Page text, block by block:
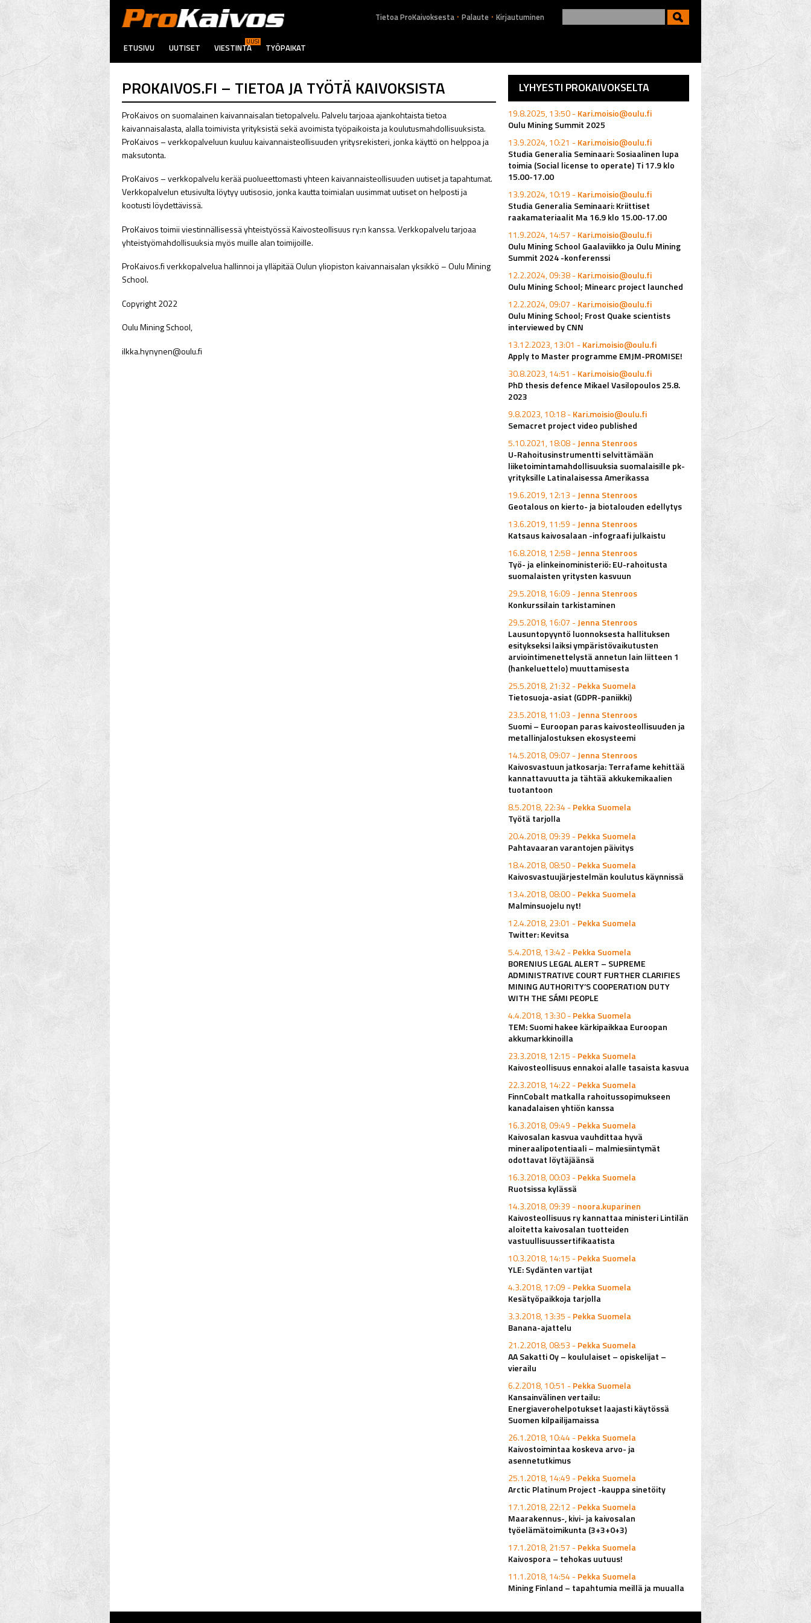
Tietoa ProKaivoksesta . Palaute . Kirjautuminen
ETUSIVU UUTISET VIESTINTÄ
UUSI
TYÖPAIKAT
PROKAIVOS.FI – TIETOA JA TYÖTÄ KAIVOKSISTA
ProKaivos on suomalainen kaivannaisalan tietopalvelu. Palvelu tarjoaa ajankohtaista tietoa
kaivannaisalasta, alalla toimivista yrityksistä sekä avoimista työpaikoista ja koulutusmahdollisuuksista.
ProKaivos – verkkopalveluun kuuluu kaivannaisteollisuuden yritysrekisteri, jonka käyttö on helppoa ja
maksutonta.
ProKaivos – verkkopalvelu kerää puolueettomasti yhteen kaivannaisteollisuuden uutiset ja tapahtumat.
Verkkopalvelun etusivulta löytyy uutisosio, jonka kautta toimialan uusimmat uutiset on helposti ja
kootusti löydettävissä.
ProKaivos toimii viestinnällisessä yhteistyössä Kaivosteollisuus ry:n kanssa. Verkkopalvelu tarjoaa
yhteistyömahdollisuuksia myös muille alan toimijoille.
ProKaivos.fi verkkopalvelua hallinnoi ja ylläpitää Oulun yliopiston kaivannaisalan yksikkö – Oulu Mining
School.
Copyright 2022
Oulu Mining School,
ilkka.hynynen@oulu.fi
LYHYESTI PROKAIVOKSELTA
19.8.2025, 13:50 -Kari.moisio@oulu.fi
Oulu Mining Summit 2025
13.9.2024, 10:21 -Kari.moisio@oulu.fi
Studia Generalia Seminaari: Sosiaalinen lupa
toimia (Social license to operate) Ti 17.9 klo
15.00-17.00
13.9.2024, 10:19 -Kari.moisio@oulu.fi
Studia Generalia Seminaari: Kriittiset
raakamateriaalit Ma 16.9 klo 15.00-17.00
11.9.2024, 14:57 -Kari.moisio@oulu.fi
Oulu Mining School Gaalaviikko ja Oulu Mining
Summit 2024 -konferenssi
12.2.2024, 09:38 -Kari.moisio@oulu.fi
Oulu Mining School; Minearc project launched
12.2.2024, 09:07 -Kari.moisio@oulu.fi
Oulu Mining School; Frost Quake scientists
interviewed by CNN
13.12.2023, 13:01 -Kari.moisio@oulu.fi
Apply to Master programme EMJM-PROMISE!
30.8.2023, 14:51 -Kari.moisio@oulu.fi
PhD thesis defence Mikael Vasilopoulos 25.8.
2023
9.8.2023, 10:18 -Kari.moisio@oulu.fi
Semacret project video published
5.10.2021, 18:08 -Jenna Stenroos
U-Rahoitusinstrumentti selvittämään
liiketoimintamahdollisuuksia suomalaisille pk-
yrityksille Latinalaisessa Amerikassa
19.6.2019, 12:13 -Jenna Stenroos
Geotalous on kierto- ja biotalouden edellytys
13.6.2019, 11:59 -Jenna Stenroos
Katsaus kaivosalaan -infograafi julkaistu
16.8.2018, 12:58 -Jenna Stenroos
Työ- ja elinkeinoministeriö: EU-rahoitusta
suomalaisten yritysten kasvuun
29.5.2018, 16:09 -Jenna Stenroos
Konkurssilain tarkistaminen
29.5.2018, 16:07 -Jenna Stenroos
Lausuntopyyntö luonnoksesta hallituksen
esitykseksi laiksi ympäristövaikutusten
arviointimenettelystä annetun lain liitteen 1
(hankeluettelo) muuttamisesta
25.5.2018, 21:32 -Pekka Suomela
Tietosuoja-asiat (GDPR-paniikki)
23.5.2018, 11:03 -Jenna Stenroos
Suomi – Euroopan paras kaivosteollisuuden ja
metallinjalostuksen ekosysteemi
14.5.2018, 09:07 -Jenna Stenroos
Kaivosvastuun jatkosarja: Terrafame kehittää
kannattavuutta ja tähtää akkukemikaalien
tuotantoon
8.5.2018, 22:34 -Pekka Suomela
Työtä tarjolla
20.4.2018, 09:39 -Pekka Suomela
Pahtavaaran varantojen päivitys
18.4.2018, 08:50 -Pekka Suomela
Kaivosvastuujärjestelmän koulutus käynnissä
13.4.2018, 08:00 -Pekka Suomela
Malminsuojelu nyt!
12.4.2018, 23:01 -Pekka Suomela
Twitter: Kevitsa
5.4.2018, 13:42 -Pekka Suomela
BORENIUS LEGAL ALERT – SUPREME
ADMINISTRATIVE COURT FURTHER CLARIFIES
MINING AUTHORITY’S COOPERATION DUTY
WITH THE SÁMI PEOPLE
4.4.2018, 13:30 -Pekka Suomela
TEM: Suomi hakee kärkipaikkaa Euroopan
akkumarkkinoilla
23.3.2018, 12:15 -Pekka Suomela
Kaivosteollisuus ennakoi alalle tasaista kasvua
22.3.2018, 14:22 -Pekka Suomela
FinnCobalt matkalla rahoitussopimukseen
kanadalaisen yhtiön kanssa
16.3.2018, 09:49 -Pekka Suomela
Kaivosalan kasvua vauhdittaa hyvä
mineraalipotentiaali – malmiesiintymät
odottavat löytäjäänsä
16.3.2018, 00:03 -Pekka Suomela
Ruotsissa kylässä
14.3.2018, 09:39 -noora.kuparinen
Kaivosteollisuus ry kannattaa ministeri Lintilän
aloitetta kaivosalan tuotteiden
vastuullisuussertifikaatista
10.3.2018, 14:15 -Pekka Suomela
YLE: Sydänten vartijat
4.3.2018, 17:09 -Pekka Suomela
Kesätyöpaikkoja tarjolla
3.3.2018, 13:35 -Pekka Suomela
Banana-ajattelu
21.2.2018, 08:53 -Pekka Suomela
AA Sakatti Oy – koululaiset – opiskelijat –
vierailu
6.2.2018, 10:51 -Pekka Suomela
Kansainvälinen vertailu:
Energiaverohelpotukset laajasti käytössä
Suomen kilpailijamaissa
26.1.2018, 10:44 -Pekka Suomela
Kaivostoimintaa koskeva arvo- ja
asennetutkimus
25.1.2018, 14:49 -Pekka Suomela
Arctic Platinum Project -kauppa sinetöity
17.1.2018, 22:12 -Pekka Suomela
Maarakennus-, kivi- ja kaivosalan
työelämätoimikunta (3+3+0+3)
17.1.2018, 21:57 -Pekka Suomela
Kaivospora – tehokas uutuus!
11.1.2018, 14:54 -Pekka Suomela
Mining Finland – tapahtumia meillä ja muualla